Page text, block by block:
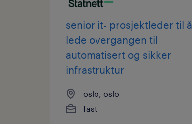
senior it- prosjektleder til å
lede overgangen til
automatisert og sikker
infrastruktur
oslo, oslo
fast